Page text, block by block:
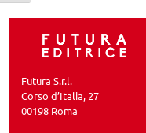
Futura S.r.l.
Corso d’Italia, 27
00198 Roma